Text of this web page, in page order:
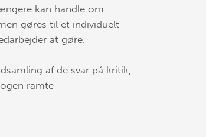
kan handle om
gøres til et individuelt
at gøre.
af de svar på kritik,
ramte